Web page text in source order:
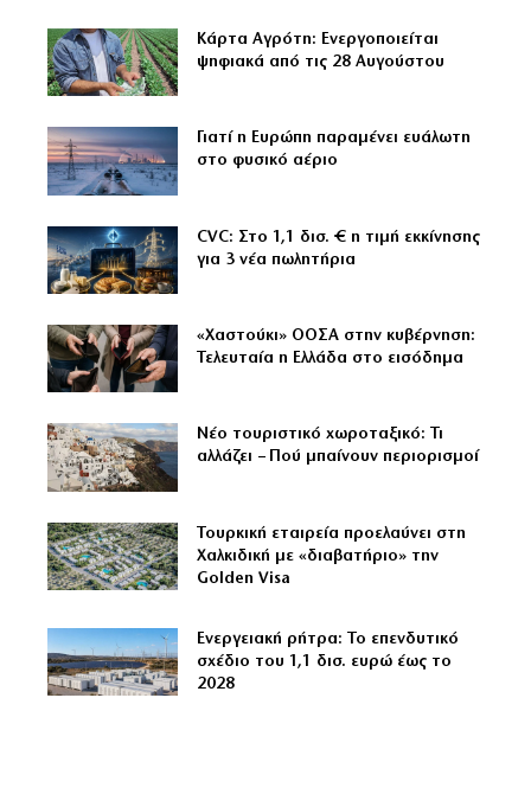
Κάρτα Αγρότη: Ενεργοποιείται
ψηφιακά από τις 28 Αυγούστου
Γιατί η Ευρώπη παραμένει ευάλωτη
στο φυσικό αέριο
CVC: Στο 1,1 δισ. € η τιμή εκκίνησης
για 3 νέα πωλητήρια
«Χαστούκι» ΟΟΣΑ στην κυβέρνηση:
Τελευταία η Ελλάδα στο εισόδημα
Νέο τουριστικό χωροταξικό: Τι
αλλάζει – Πού μπαίνουν περιορισμοί
Τουρκική εταιρεία προελαύνει στη
Χαλκιδική με «διαβατήριο» την
Golden Visa
Ενεργειακή ρήτρα: Το επενδυτικό
σχέδιο του 1,1 δισ. ευρώ έως το
2028